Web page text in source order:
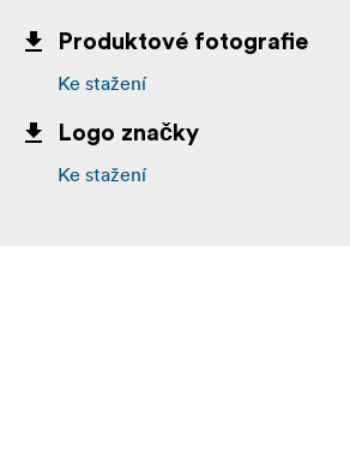
Produktové fotografie
Ke stažení
Logo značky
Ke stažení